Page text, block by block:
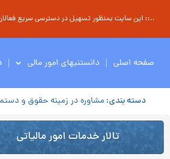
..:: این سایت بمنظور تسهیل در دسترسی سریع فعالان
صفحه اصلی دانستنیهای امور مالی
دسته بندی:مشاوره در زمینه حقوق و
تالار خدمات امور مالیاتی